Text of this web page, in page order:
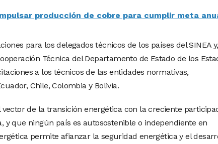
producción de cobre para cumplir meta
para los delegados técnicos de los países del SINEA
Técnica del Departamento de Estado de los
a los técnicos de las entidades normativas,
Chile, Colombia y Bolivia.
de la transición energética con la creciente
y que ningún país es autosostenible o independiente en
permite afianzar la seguridad energética y el